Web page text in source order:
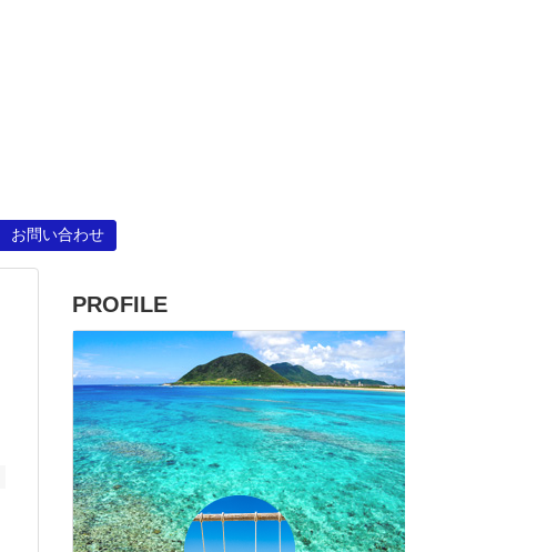
お問い合わせ
PROFILE